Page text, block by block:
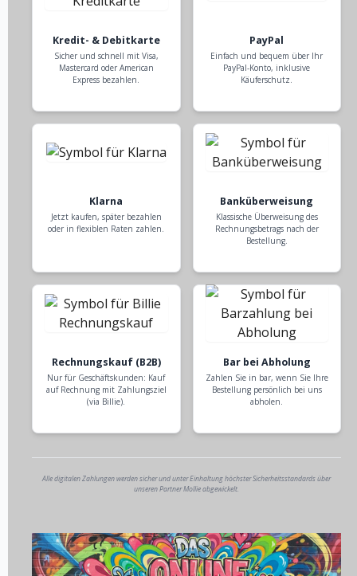
Kredit- & Debitkarte
Sicher und schnell mit Visa,
Mastercard oder American
Express bezahlen.
PayPal
Einfach und bequem über Ihr
PayPal-Konto, inklusive
Käuferschutz.
Klarna
Jetzt kaufen, später bezahlen
oder in flexiblen Raten zahlen.
Banküberweisung
Klassische Überweisung des
Rechnungsbetrags nach der
Bestellung.
Rechnungskauf (B2B)
Nur für Geschäftskunden: Kauf
auf Rechnung mit Zahlungsziel
(via Billie).
Bar bei Abholung
Zahlen Sie in bar, wenn Sie Ihre
Bestellung persönlich bei uns
abholen.
Alle digitalen Zahlungen werden sicher und unter Einhaltung höchster Sicherheitsstandards über
unseren Partner Mollie abgewickelt.